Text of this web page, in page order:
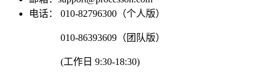
电话：
010-82796300（个人版）
010-86393609（团队版）
(工作日 9:30-18:30)